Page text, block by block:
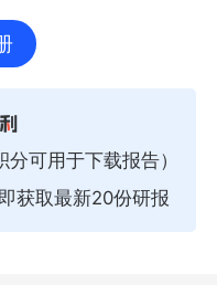
可用于下载报告）
获取最新20份研报